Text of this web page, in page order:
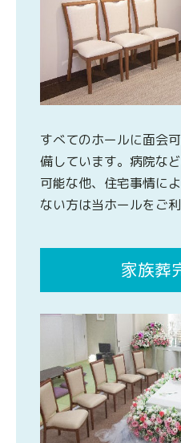
すべてのホールに面会
備しています。病院な
可能な他、住宅事情に
ない方は当ホールをご利
家族葬